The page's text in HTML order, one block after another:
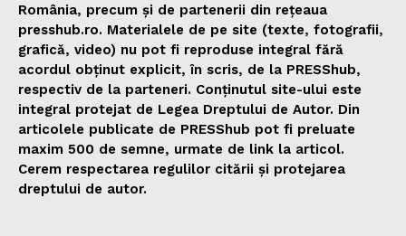
România, precum și de partenerii din rețeaua
presshub.ro. Materialele de pe site (texte, fotografii,
grafică, video) nu pot fi reproduse integral fără
acordul obținut explicit, în scris, de la PRESShub,
respectiv de la parteneri. Conținutul site-ului este
integral protejat de Legea Dreptului de Autor. Din
articolele publicate de PRESShub pot fi preluate
maxim 500 de semne, urmate de link la articol.
Cerem respectarea regulilor citării și protejarea
dreptului de autor.